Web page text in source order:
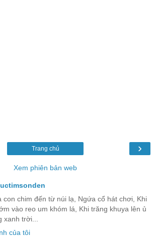
›
Trang chủ
Xem phiên bản web
con chim đến từ núi lạ, Ngứa cổ hát chơi, Khi
vào reo um khóm lá, Khi trăng khuya lên ủ
xanh trời...
của tôi